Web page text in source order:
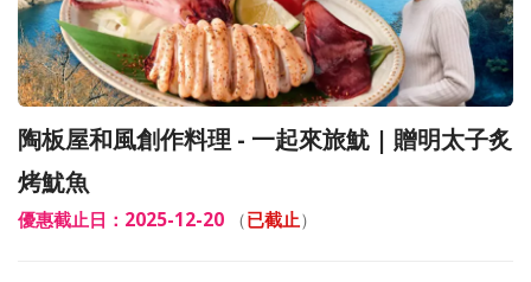
陶板屋和風創作料理 - 一起來旅魷​ | 贈明太子炙
烤魷魚
優惠截止日：2025-12-20 （已截止）